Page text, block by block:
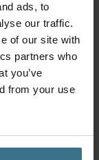
ads, to
our traffic.
of our site with
partners who
you’ve
from your use